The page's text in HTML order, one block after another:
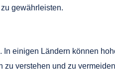
gewährleisten.
einigen Ländern können
zu verstehen und zu